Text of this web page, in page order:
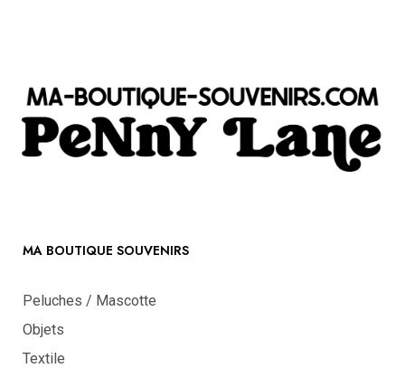
MA BOUTIQUE SOUVENIRS
Peluches / Mascotte
Objets
Textile